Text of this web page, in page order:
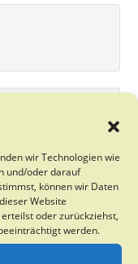
wir Technologien wie
und/oder darauf
können wir Daten
Website
oder zurückziehst,
werden.